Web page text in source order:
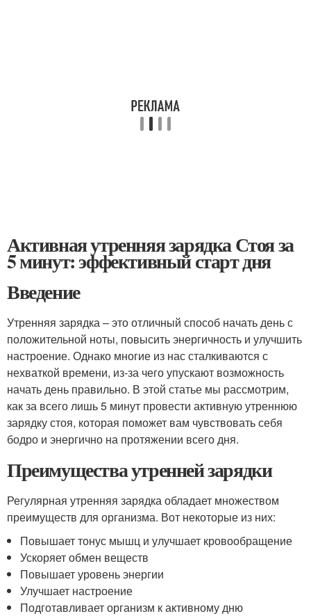
Активная утренняя зарядка Стоя за
5 минут: эффективный старт дня
Введение
Утренняя зарядка – это отличный способ начать день с
положительной ноты, повысить энергичность и улучшить
настроение. Однако многие из нас сталкиваются с
нехваткой времени, из-за чего упускают возможность
начать день правильно. В этой статье мы рассмотрим,
как за всего лишь 5 минут провести активную утреннюю
зарядку стоя, которая поможет вам чувствовать себя
бодро и энергично на протяжении всего дня.
Преимущества утренней зарядки
Регулярная утренняя зарядка обладает множеством
преимуществ для организма. Вот некоторые из них:
Повышает тонус мышц и улучшает кровообращение
Ускоряет обмен веществ
Повышает уровень энергии
Улучшает настроение
Подготавливает организм к активному дню